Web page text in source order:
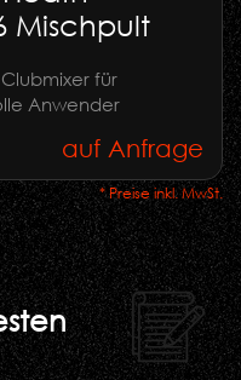
Mischpult
für
Anwender
auf Anfrage
* Preise inkl. MwSt.